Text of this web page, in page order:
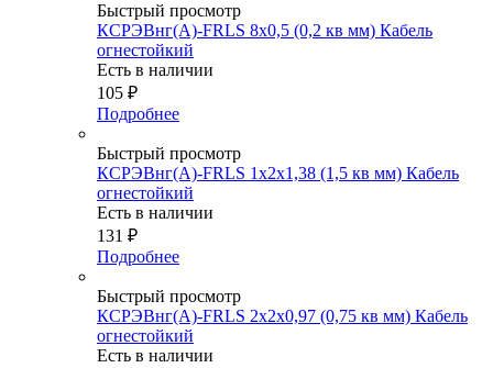
Быстрый просмотр
КСРЭВнг(А)-FRLS 8х0,5 (0,2 кв мм) Кабель
огнестойкий
Есть в наличии
105 ₽
Подробнее
Быстрый просмотр
КСРЭВнг(А)-FRLS 1х2х1,38 (1,5 кв мм) Кабель
огнестойкий
Есть в наличии
131 ₽
Подробнее
Быстрый просмотр
КСРЭВнг(А)-FRLS 2х2х0,97 (0,75 кв мм) Кабель
огнестойкий
Есть в наличии